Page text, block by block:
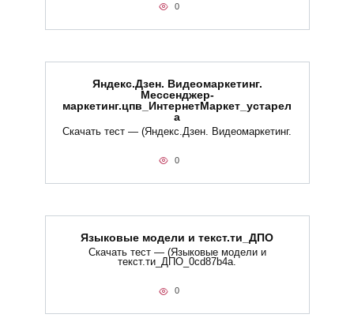
0
Яндекс.Дзен. Видеомаркетинг.
Мессенджер-
маркетинг.цпв_ИнтернетМаркет_устарел
а
Скачать тест — (Яндекс.Дзен. Видеомаркетинг.
0
Языковые модели и текст.ти_ДПО
Скачать тест — (Языковые модели и
текст.ти_ДПО_0cd87b4a.
0